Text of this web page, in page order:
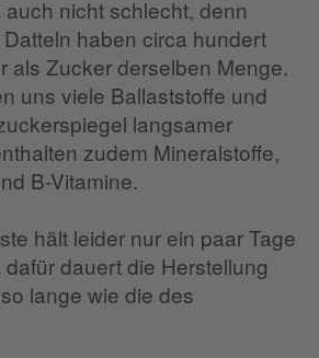
nicht schlecht, denn
haben circa hundert
als Zucker derselben Menge.
uns viele Ballaststoffe und
langsamer
zudem Mineralstoffe,
B-Vitamine.
hält leider nur ein paar Tage
dauert die Herstellung
lange wie die des